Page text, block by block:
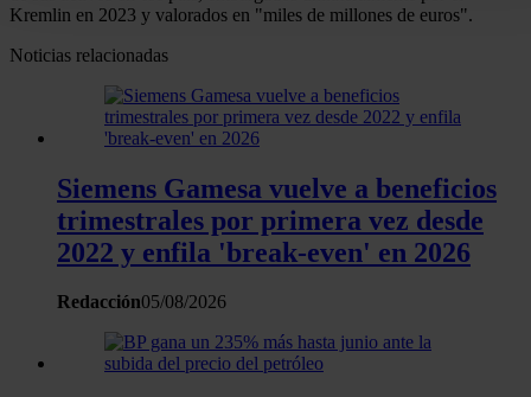
personales y establezca sus preferencias en lasección de
momento en la Declaración de cookies.
Las cookies de este sitio web se usan para personalizar el
contenido y los anuncios, ofrecer funciones de redes
analizar el tráfico. Además, compartimos información sobre
uso que haga del sitio web con nuestros partners de redes
sociales, publicidad y análisis web, quienes pueden
con otra información que les haya proporcionado o que
Kremlin en 2023 y valorados en "miles de millones de euros".
Noticias relacionadas
Siemens Gamesa vuelve a beneficios
trimestrales por primera vez desde
2022 y enfila 'break-even' en 2026
Redacción05/08/2026